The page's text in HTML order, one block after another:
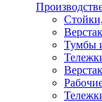
Тумбы